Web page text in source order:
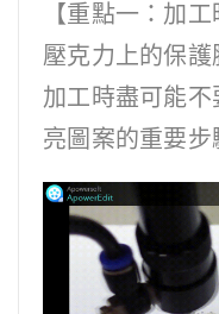
【重點一：加
壓克力上的保
加工時盡可能
亮圖案的重要步